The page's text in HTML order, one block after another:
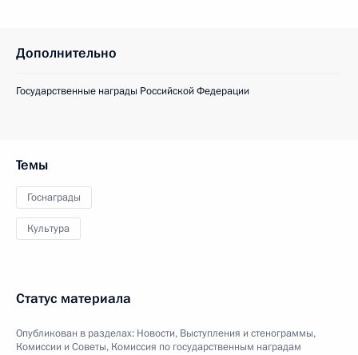
Дополнительно
Государственные награды Российской Федерации
Темы
Госнаграды
Культура
Статус материала
Опубликован в разделах: Новости, Выступления и стенограммы,
Комиссии и Советы, Комиссия по государственным наградам